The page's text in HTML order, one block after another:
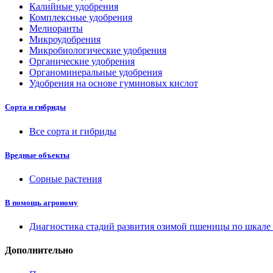
Калийные удобрения
Комплексные удобрения
Мелиоранты
Микроудобрения
Микробиологические удобрения
Органические удобрения
Органоминеральные удобрения
Удобрения на основе гуминовых кислот
Сорта и гибриды
Все сорта и гибриды
Вредные объекты
Сорные растения
В помощь агроному
Диагностика стадий развития озимой пшеницы по
Дополнительно